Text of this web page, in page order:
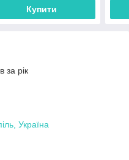
Купити
за рік
Україна